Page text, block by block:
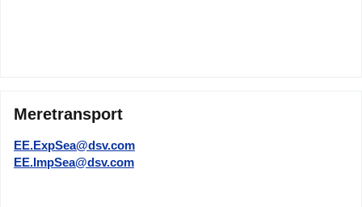
Meretransport
EE.ExpSea@dsv.com
EE.ImpSea@dsv.com